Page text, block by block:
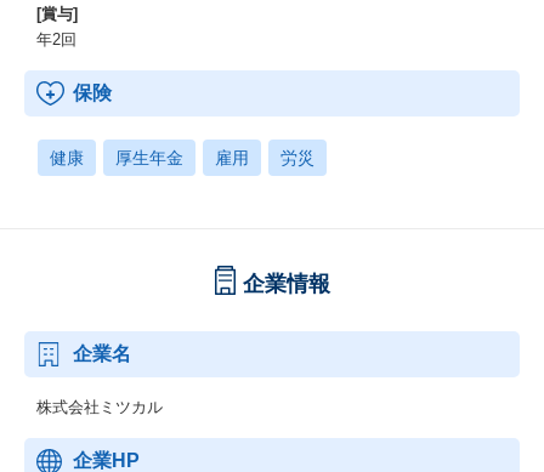
[賞与]
年2回
保険
健康 厚生年金 雇用 労災
企業情報
企業名
株式会社ミツカル
企業HP